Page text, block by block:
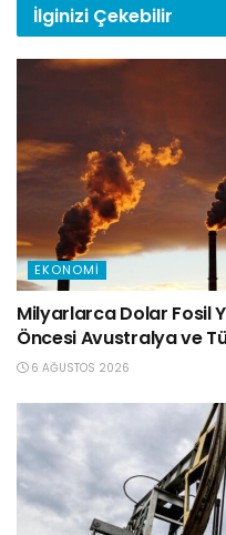
İlginizi Çekebilir
EKONOMI
Milyarlarca Dolar Fosil
Öncesi Avustralya ve
6 AĞUSTOS 2026